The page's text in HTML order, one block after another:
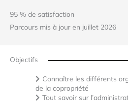
95 % de satisfaction
Parcours mis à jour en juillet 2026
Objectifs
Connaître les différents
de la copropriété
Tout savoir sur